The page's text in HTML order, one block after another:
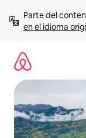
contenido
Parte del
en el idioma